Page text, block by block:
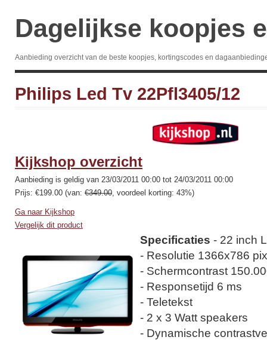
Dagelijkse koopjes
Aanbieding overzicht van de beste koopjes, kortingscodes en
Philips Led Tv 22Pfl3405/12
Kijkshop overzicht
Aanbieding is geldig van 23/03/2011 00:00 tot 24/03/2011 00:00
Prijs: €199.00 (van: €349.00, voordeel korting: 43%)
Ga naar Kijkshop
Vergelijk dit product
Specificaties - 22 inch
- Resolutie 1366x786
- Schermcontrast
- Responsetijd 6 ms
- Teletekst
- 2 x 3 Watt speakers
- Dynamische